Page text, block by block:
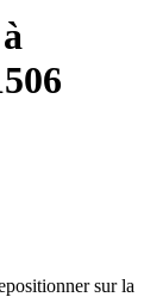
sur la